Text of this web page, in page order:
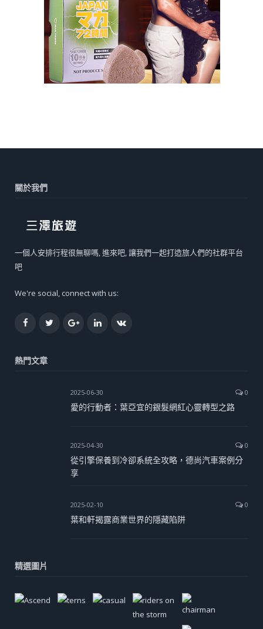
關於我們
一個人安排行程很無聊嗎, 進來吧, 讓我們一起打造旅人們的社群平台
吧
We're social, connect with us:
FacebookTwitterGoogle+LinkedInVK
熱門文章
2025-06-30 0
愛的行動者：葉亞宜的銀髮網紅心靈轉型之路
2025-04-30 0
從引擎保養到冷卻系統全攻略，德尚汽車案例分
享
2025-02-10 0
葉和軒揭露商業世界的隱藏陷阱
精選圖片